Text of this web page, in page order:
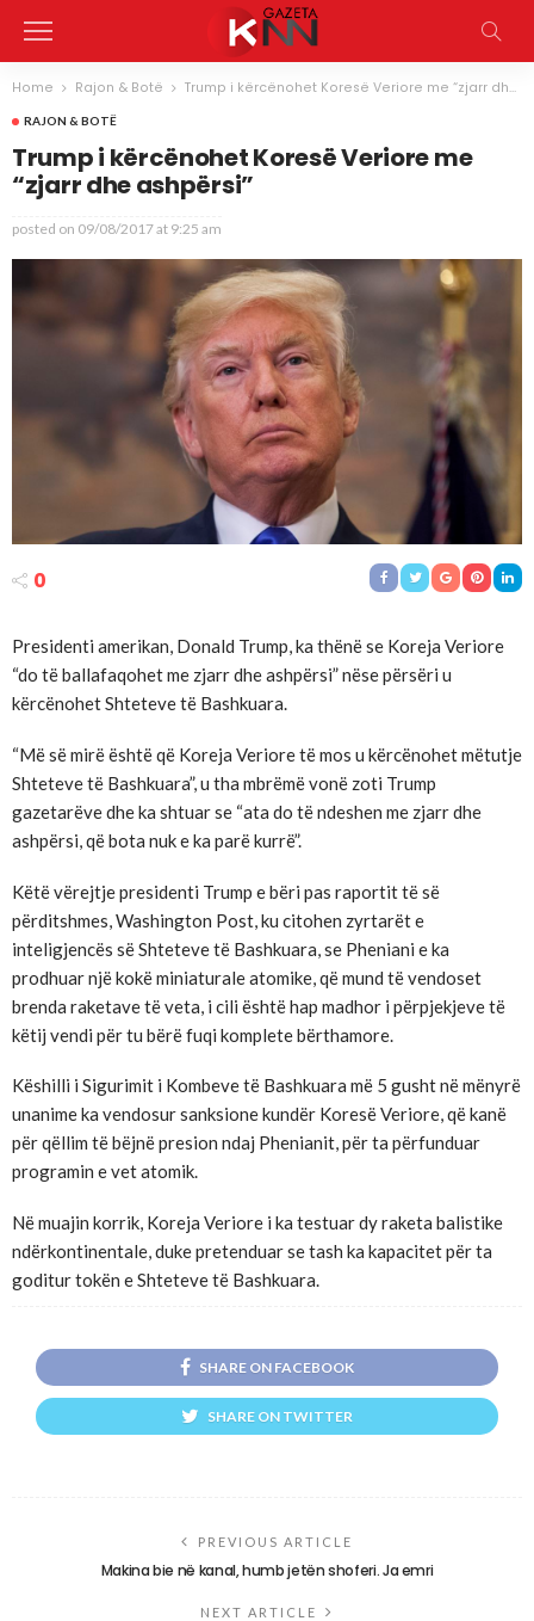
Home Rajon & Botë Trump i kërcënohet Koresë Veriore me “zjarr dhe ashpërsi”
RAJON & BOTË
Trump i kërcënohet Koresë Veriore me
“zjarr dhe ashpërsi”
posted on 09/08/2017 at 9:25 am
0
Presidenti amerikan, Donald Trump, ka thënë se Koreja Veriore
“do të ballafaqohet me zjarr dhe ashpërsi” nëse përsëri u
kërcënohet Shteteve të Bashkuara.
“Më së mirë është që Koreja Veriore të mos u kërcënohet mëtutje
Shteteve të Bashkuara”, u tha mbrëmë vonë zoti Trump
gazetarëve dhe ka shtuar se “ata do të ndeshen me zjarr dhe
ashpërsi, që bota nuk e ka parë kurrë”.
Këtë vërejtje presidenti Trump e bëri pas raportit të së
përditshmes, Washington Post, ku citohen zyrtarët e
inteligjencës së Shteteve të Bashkuara, se Pheniani e ka
prodhuar një kokë miniaturale atomike, që mund të vendoset
brenda raketave të veta, i cili është hap madhor i përpjekjeve të
këtij vendi për tu bërë fuqi komplete bërthamore.
Këshilli i Sigurimit i Kombeve të Bashkuara më 5 gusht në mënyrë
unanime ka vendosur sanksione kundër Koresë Veriore, që kanë
për qëllim të bëjnë presion ndaj Phenianit, për ta përfunduar
programin e vet atomik.
Në muajin korrik, Koreja Veriore i ka testuar dy raketa balistike
ndërkontinentale, duke pretenduar se tash ka kapacitet për ta
goditur tokën e Shteteve të Bashkuara.
SHARE ON FACEBOOK
SHARE ON TWITTER
PREVIOUS ARTICLE
Makina bie në kanal, humb jetën shoferi. Ja emri
NEXT ARTICLE